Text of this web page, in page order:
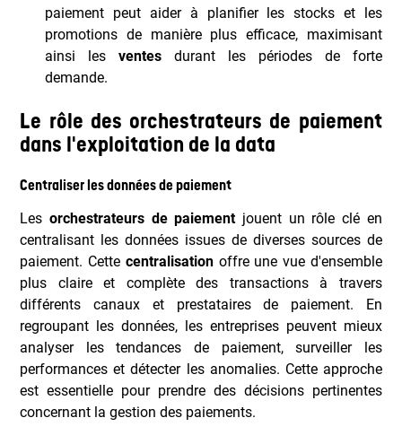
paiement peut aider à planifier les stocks et les
promotions de manière plus efficace, maximisant
ainsi lesventes durant les périodes de forte
demande.
Le rôle des orchestrateurs de paiement
dans l'exploitation de la data
Centraliser les données de paiement
Lesorchestrateurs de paiementjouent un rôle clé en
centralisant les données issues de diverses sources de
paiement. Cette centralisationoffre une vue d'ensemble
plus claire et complète des transactions à travers
différents canaux et prestataires de paiement. En
regroupant les données, les entreprises peuvent mieux
analyser les tendances de paiement, surveiller les
performances et détecter les anomalies. Cette approche
est essentielle pour prendre des décisions pertinentes
concernant la gestion des paiements.